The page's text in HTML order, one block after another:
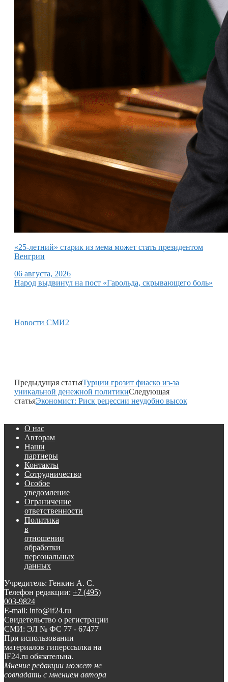
«25-летний» старик из мема может стать президентом
Венгрии
06 августа, 2026
Народ выдвинул на пост «Гарольда, скрывающего боль»
Новости СМИ2
Предыдущая статьяТурции грозит фиаско из-за
уникальной денежной политикиСледующая
статьяЭкономист: Риск рецессии неудобно высок
О нас
Авторам
Наши
партнеры
Контакты
Сотрудничество
Особое
уведомление
Ограничение
ответственности
Политика
в
отношении
обработки
персональных
данных
Учредитель: Генкин А. С.
Телефон редакции: +7 (495)
003-9824
E-mail: info@if24.ru
Свидетельство о регистрации
СМИ: ЭЛ № ФС 77 - 67477
При использовании
материалов гиперссылка на
IF24.ru обязательна.
Мнение редакции может не
совпадать с мнением автора